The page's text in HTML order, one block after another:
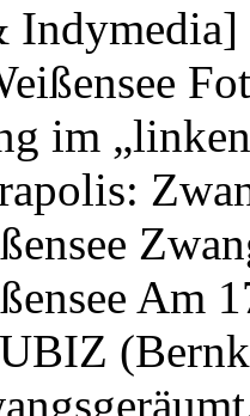
im
Am